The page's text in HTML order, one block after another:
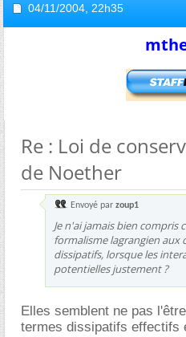
04/11/2004, 22h35
Re : Loi de
de Noether
Envoyé par zoup1
Je n'ai jamais bien
formalisme lagrangien aux
dissipatifs, lorsque les
potentielles justement ?
Elles semblent ne pas
termes dissipatifs effectifs